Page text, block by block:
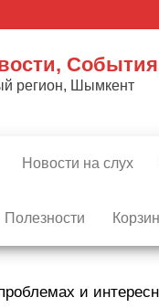
регион, Шымкент
Новости на слух
Полезности
и